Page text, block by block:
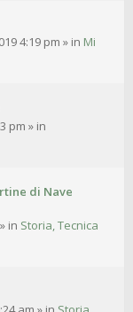
4:19 pm » in Mi
pm » in
di Nave
» in Storia, Tecnica